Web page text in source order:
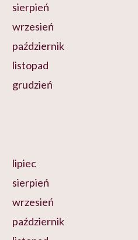
sierpień
wrzesień
październik
listopad
grudzień
lipiec
sierpień
wrzesień
październik